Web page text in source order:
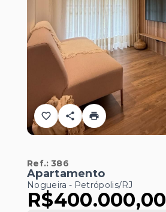
Ref.:386
Apartamento
Nogueira - Petrópolis/RJ
R$400.000,00